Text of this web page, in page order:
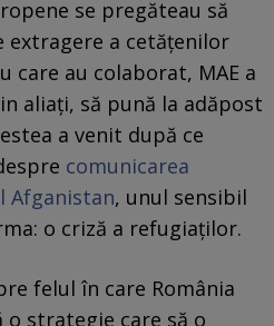
se pregăteau să
extragere a cetățenilor
care au colaborat, MAE a
aliați, să pună la adăpost
a venit după ce
comunicarea
Afganistan, unul sensibil
o criză a refugiaților.
felul în care România
o strategie care să o